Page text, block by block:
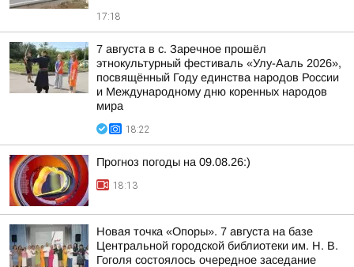
17:18
7 августа в с. Заречное прошёл
этнокультурный фестиваль «Улу-Ааль 2026»,
посвящённый Году единства народов России
и Международному дню коренных народов
мира
18:22
Прогноз погоды на 09.08.26:)
18:13
Новая точка «Опоры». 7 августа на базе
Центральной городской библиотеки им. Н. В.
Гоголя состоялось очередное заседание